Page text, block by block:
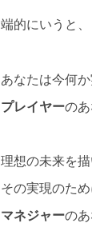
端的にいうと、
あなたは今何
プレイヤーのあ
理想の未来を描
その実現のた
マネジャーの